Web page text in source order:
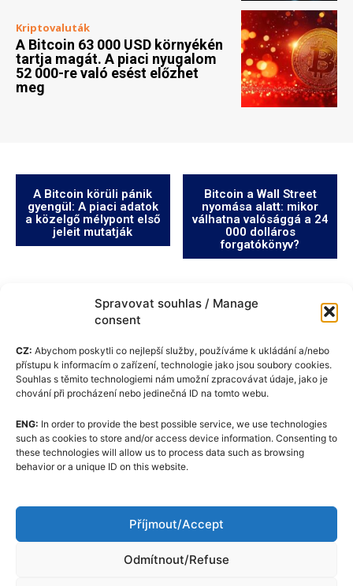
Spravovat souhlas / Manage
consent
CZ: Abychom poskytli co nejlepší služby, používáme k ukládání a/nebo
přístupu k informacím o zařízení, technologie jako jsou soubory cookies.
Souhlas s těmito technologiemi nám umožní zpracovávat údaje, jako je
chování při procházení nebo jedinečná ID na tomto webu.
ENG: In order to provide the best possible service, we use technologies
such as cookies to store and/or access device information. Consenting to
these technologies will allow us to process data such as browsing
behavior or a unique ID on this website.
Příjmout/Accept
Odmítnout/Refuse
Kriptovaluták
A Bitcoin 63 000 USD környékén
tartja magát. A piaci nyugalom
52 000-re való esést előzhet
meg
A Bitcoin körüli pánik
gyengül: A piaci adatok
a közelgő mélypont első
jeleit mutatják
Bitcoin a Wall Street
nyomása alatt: mikor
válhatna valósággá a 24
000 dolláros
forgatókönyv?
Cookie-szabályzat (EU)
GDPR
Szerkesztőségi Kódexe